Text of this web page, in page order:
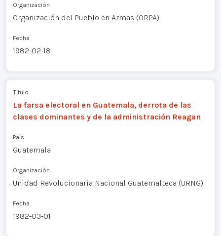
Organización
Organización del Pueblo en Armas (ORPA)
Fecha
1982-02-18
Título
La farsa electoral en Guatemala, derrota de las
clases dominantes y de la administración Reagan
País
Guatemala
Organización
Unidad Revolucionaria Nacional Guatemalteca (URNG)
Fecha
1982-03-01